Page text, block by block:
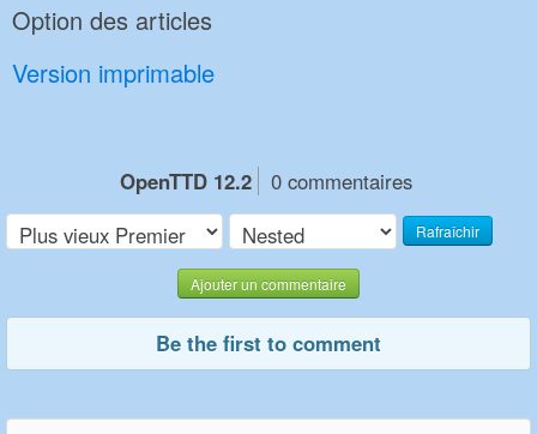
Option des articles
Version imprimable
OpenTTD 12.2 0 commentaires
Rafraîchir
Ajouter un commentaire
Be the first to comment